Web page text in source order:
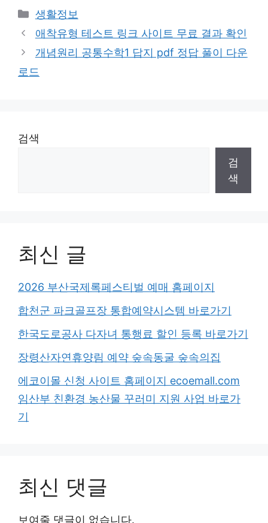
Categories
생활정보
애착유형 테스트 링크 사이트 무료 결과 확인
개념원리 공통수학1 답지 pdf 정답 풀이 다운
로드
검색
검
색
최신 글
2026 부산국제록페스티벌 예매 홈페이지
합천군 파크골프장 통합예약시스템 바로가기
한국도로공사 다자녀 통행료 할인 등록 바로가기
장령산자연휴양림 예약 숲속동굴 숲속의집
에코이몰 신청 사이트 홈페이지 ecoemall.com
임산부 친환경 농산물 꾸러미 지원 사업 바로가
기
최신 댓글
보여줄 댓글이 없습니다.